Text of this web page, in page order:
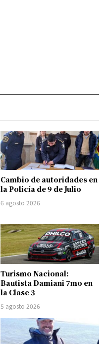
Cambio de autoridades en
la Policía de 9 de Julio
6 agosto 2026
Turismo Nacional:
Bautista Damiani 7mo en
la Clase 3
5 agosto 2026